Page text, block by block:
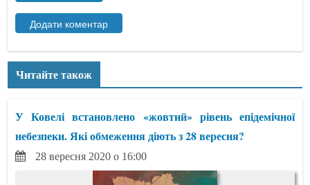
Читайте також
У Ковелі встановлено «жовтий» рівень епідемічної
небезпеки. Які обмеження діють з 28 вересня?
28 вересня 2020 о 16:00